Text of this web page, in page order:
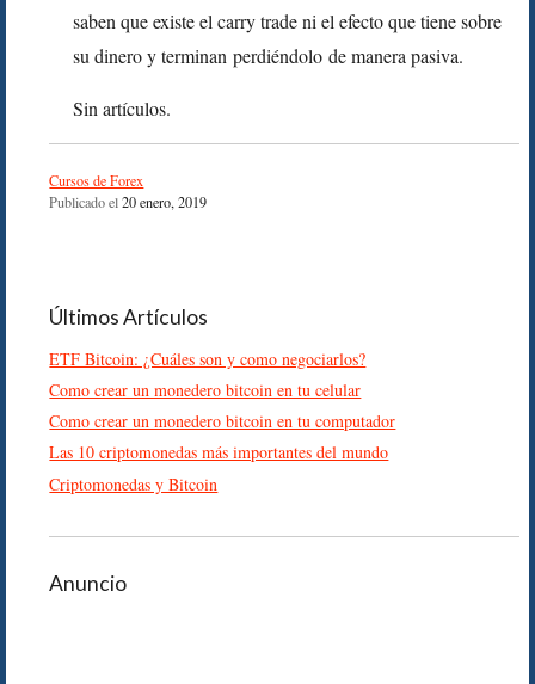
saben que existe el carry trade ni el efecto que tiene sobre
su dinero y terminan perdiéndolo de manera pasiva.
Sin artículos.
Cursos de Forex
Publicado el20 enero, 2019
Últimos Artículos
ETF Bitcoin: ¿Cuáles son y como negociarlos?
Como crear un monedero bitcoin en tu celular
Como crear un monedero bitcoin en tu computador
Las 10 criptomonedas más importantes del mundo
Criptomonedas y Bitcoin
Anuncio